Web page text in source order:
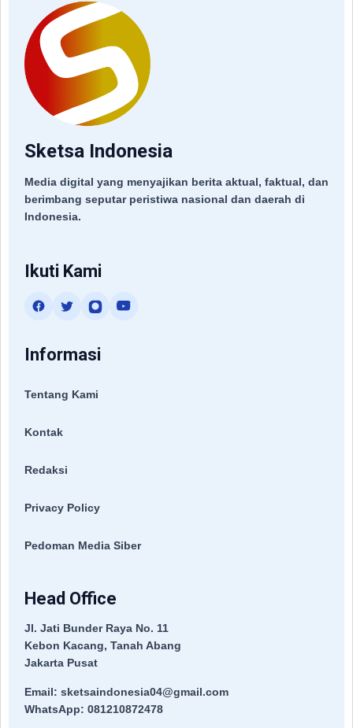
Sketsa Indonesia
Media digital yang menyajikan berita aktual, faktual, dan
berimbang seputar peristiwa nasional dan daerah di
Indonesia.
Ikuti Kami
Informasi
Tentang Kami
Kontak
Redaksi
Privacy Policy
Pedoman Media Siber
Head Office
Jl. Jati Bunder Raya No. 11
Kebon Kacang, Tanah Abang
Jakarta Pusat
Email: sketsaindonesia04@gmail.com
WhatsApp: 081210872478